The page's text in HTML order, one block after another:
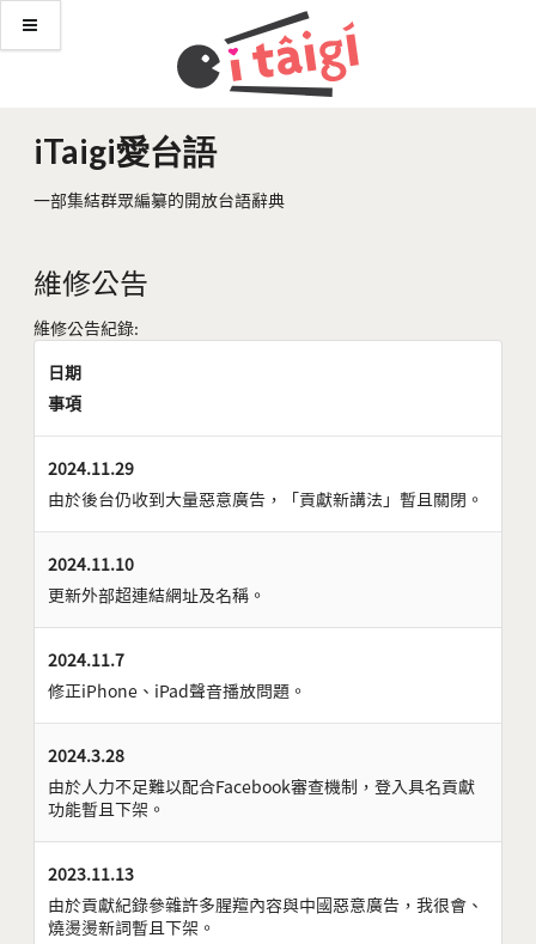
iTaigi愛台語
一部集結群眾編纂的開放台語辭典
維修公告
維修公告紀錄:
日期
事項
2024.11.29
由於後台仍收到大量惡意廣告，「貢獻新講法」暫且關閉。
2024.11.10
更新外部超連結網址及名稱。
2024.11.7
修正iPhone、iPad聲音播放問題。
2024.3.28
由於人力不足難以配合Facebook審查機制，登入具名貢獻
功能暫且下架。
2023.11.13
由於貢獻紀錄參雜許多腥羶內容與中國惡意廣告，我很會、
燒燙燙新詞暫且下架。